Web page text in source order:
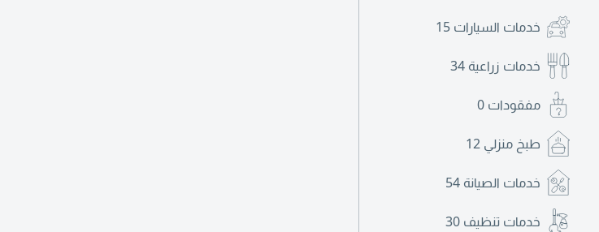
خدمات السيارات 15
خدمات زراعية 34
مفقودات 0
طبخ منزلي 12
خدمات الصيانة 54
خدمات تنظيف 30